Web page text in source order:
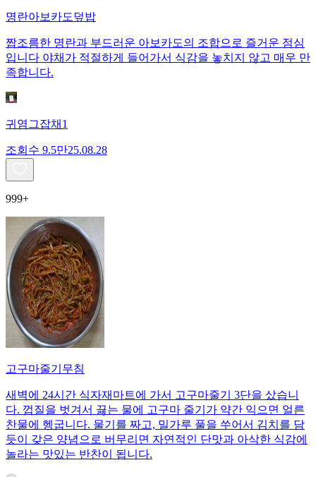
명란아보카도덮밥
짭조름한 명란과 부드러운 아보카도의 조합으로 즐거운 점심
입니다 야채가 적절하게 들어가서 식감을 놓치지 않고 매우 만
족합니다.
귀염그잡채1
조회수 9.5만25.08.28
999+
고구마줄기무침
새벽에 24시간 식자재마트에 가서 고구마줄기 3단을 샀습니
다. 껍질을 벗겨서 끓는 물에 고구마 줄기가 약간 익으면 얼른
찬물에 헹굽니다. 물기를 짜고, 밀가루 풀을 쑤어서 김치를 담
듯이 갖은 양념으로 버무리면 자연적인 단맛과 아삭한 식감에
놀라는 맛있는 반찬이 됩니다.